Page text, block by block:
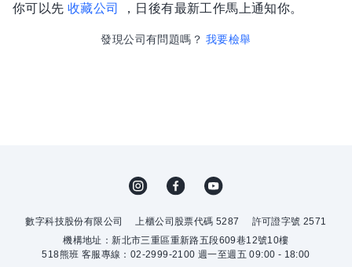
你可以先 收藏公司 ，日後有最新工作馬上通知你。
發現公司有問題嗎？ 我要檢舉
數字科技股份有限公司 上櫃公司股票代碼 5287
許可證字號 2571
機構地址：新北市三重區重新路五段609巷12號10樓
518熊班 客服專線：02-2999-2100 週一至週五 09:00 - 18:00